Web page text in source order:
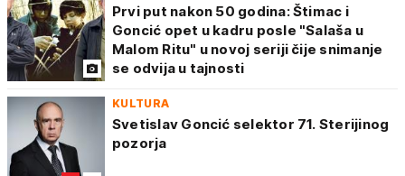
Prvi put nakon 50 godina: Štimac i
Goncić opet u kadru posle "Salaša u
Malom Ritu" u novoj seriji čije snimanje
se odvija u tajnosti
KULTURA
Svetislav Goncić selektor 71. Sterijinog
pozorja